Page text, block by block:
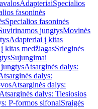
AdapteriaiSpecialios
fasoninės
Specialios fasoninės
jungtysMovinės
Adapteriai į kitas
kitas medžiagasSrieginės
Sujungimai
Atsarginės dalys:
dalys:
Atsarginės dalys:
Atsarginės dalys: Tiesiosios
P-formos sifonaiSraigės